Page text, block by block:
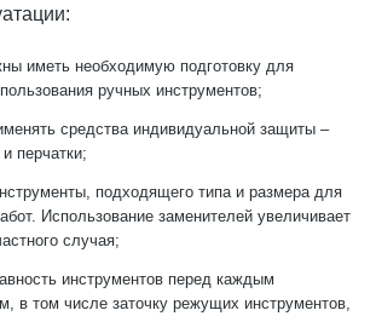
иметь необходимую подготовку для
ручных инструментов;
средства индивидуальной защиты –
перчатки;
подходящего типа и размера для
Использование заменителей увеличивает
случая;
инструментов перед каждым
в том числе заточку режущих инструментов,